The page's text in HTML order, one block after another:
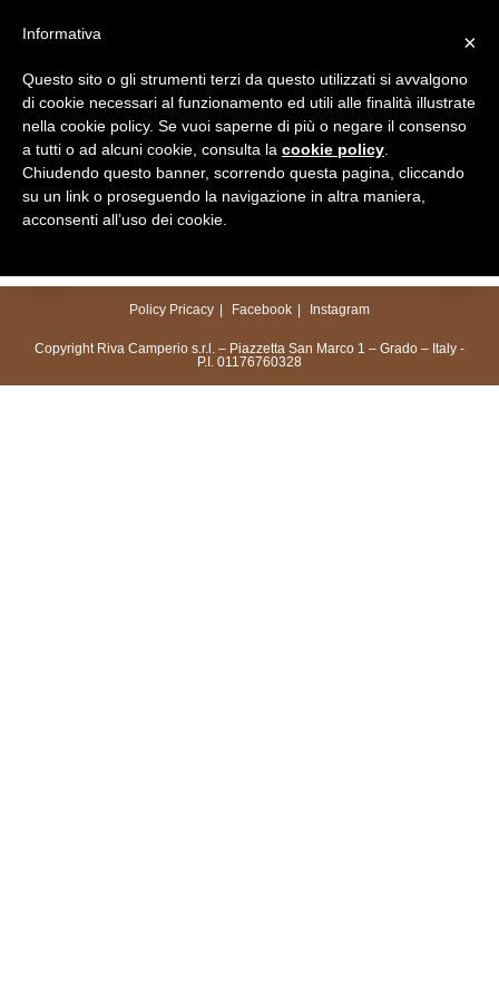
Menu
Policy Pricacy Facebook Instagram
Copyright Riva Camperio s.r.l. – Piazzetta San Marco 1 – Grado – Italy -
P.I. 01176760328
×
Informativa
Questo sito o gli strumenti terzi da questo utilizzati si avvalgono
di cookie necessari al funzionamento ed utili alle finalità illustrate
nella cookie policy. Se vuoi saperne di più o negare il consenso
a tutti o ad alcuni cookie, consulta la cookie policy
Chiudendo questo banner, scorrendo questa pagina, cliccando
su un link o proseguendo la navigazione in altra maniera,
acconsenti all’uso dei cookie.